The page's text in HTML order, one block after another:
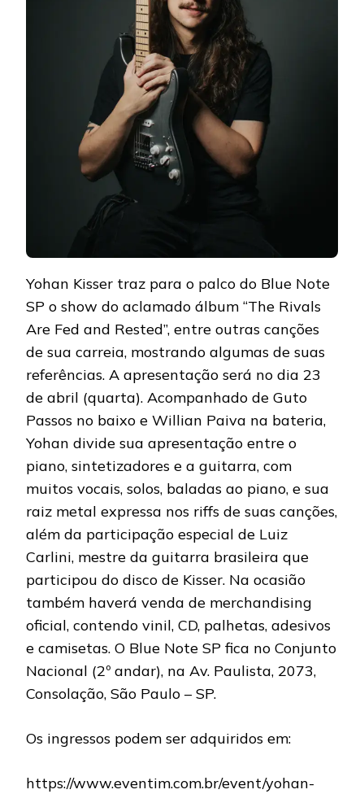
Yohan Kisser traz para o palco do Blue Note
SP o show do aclamado álbum “The Rivals
Are Fed and Rested”, entre outras canções
de sua carreia, mostrando algumas de suas
referências. A apresentação será no dia 23
de abril (quarta). Acompanhado de Guto
Passos no baixo e Willian Paiva na bateria,
Yohan divide sua apresentação entre o
piano, sintetizadores e a guitarra, com
muitos vocais, solos, baladas ao piano, e sua
raiz metal expressa nos riffs de suas canções,
além da participação especial de Luiz
Carlini, mestre da guitarra brasileira que
participou do disco de Kisser. Na ocasião
também haverá venda de merchandising
oficial, contendo vinil, CD, palhetas, adesivos
e camisetas. O Blue Note SP fica no Conjunto
Nacional (2º andar), na Av. Paulista, 2073,
Consolação, São Paulo – SP.
Os ingressos podem ser adquiridos em:
https://www.eventim.com.br/event/yohan-